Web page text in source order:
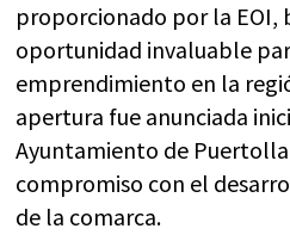
proporcionado por la EOI,
oportunidad invaluable
emprendimiento en la
apertura fue anunciada
Ayuntamiento de
compromiso con el
de la comarca.